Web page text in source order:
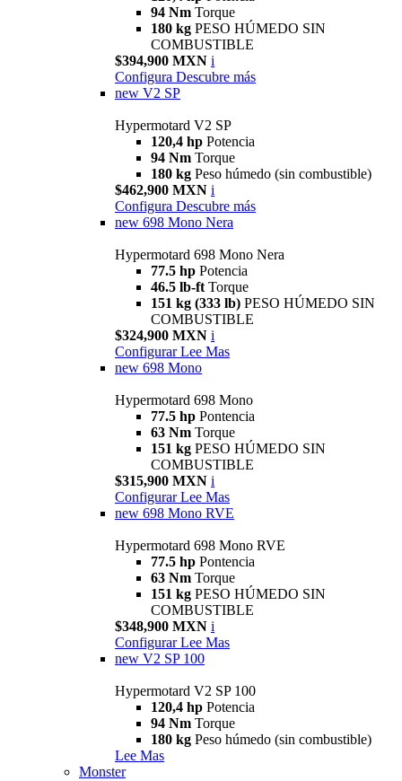
94 Nm Torque
180 kg PESO HÚMEDO SIN
COMBUSTIBLE
$394,900 MXN i
Configura Descubre más
new V2 SP
Hypermotard V2 SP
120,4 hp Potencia
94 Nm Torque
180 kg Peso húmedo (sin combustible)
$462,900 MXN i
Configura Descubre más
new 698 Mono Nera
Hypermotard 698 Mono Nera
77.5 hp Potencia
46.5 lb-ft Torque
151 kg (333 lb) PESO HÚMEDO SIN
COMBUSTIBLE
$324,900 MXN i
Configurar Lee Mas
new 698 Mono
Hypermotard 698 Mono
77.5 hp Pontencia
63 Nm Torque
151 kg PESO HÚMEDO SIN
COMBUSTIBLE
$315,900 MXN i
Configurar Lee Mas
new 698 Mono RVE
Hypermotard 698 Mono RVE
77.5 hp Pontencia
63 Nm Torque
151 kg PESO HÚMEDO SIN
COMBUSTIBLE
$348,900 MXN i
Configurar Lee Mas
new V2 SP 100
Hypermotard V2 SP 100
120,4 hp Potencia
94 Nm Torque
180 kg Peso húmedo (sin combustible)
Lee Mas
Monster